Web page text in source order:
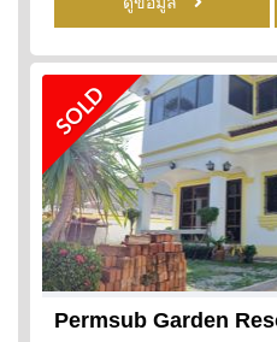
SOLD
Permsub Garden